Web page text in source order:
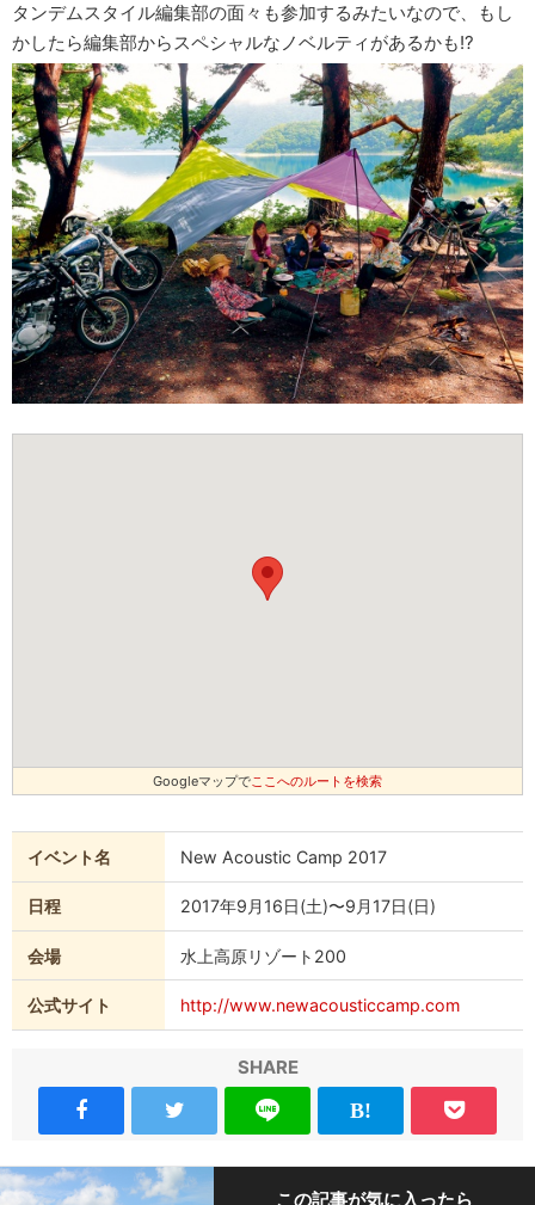
タンデムスタイル編集部の面々も参加するみたいなので、もし
かしたら編集部からスペシャルなノベルティがあるかも!?
Googleマップでここへのルートを検索
イベント名 New Acoustic Camp 2017
日程 2017年9月16日(土)〜9月17日(日)
会場 水上高原リゾート200
公式サイト http://www.newacousticcamp.com
SHARE
この記事が気に入ったら